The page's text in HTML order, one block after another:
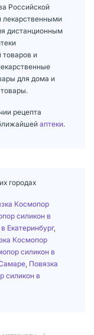
Российской
лекарственными
дистанционным
и
для дома и
рецепта
аптеки.
городах
Космопор
силикон в
Екатеринбург,
Космопор
силикон в
Повязка
силикон в